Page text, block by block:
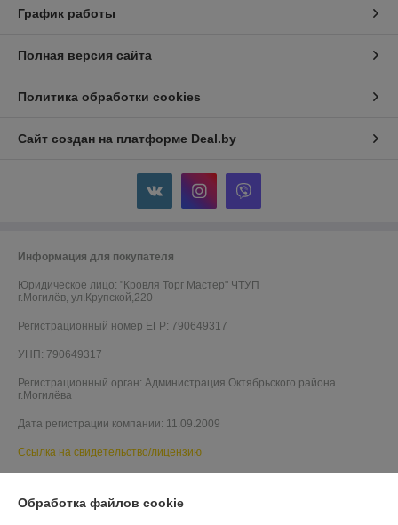
График работы
Полная версия сайта
Политика обработки cookies
Сайт создан на платформе Deal.by
Информация для покупателя
Юридическое лицо: "Кровля Торг Мастер" ЧТУП
г.Могилёв, ул.Крупской,220
Регистрационный номер ЕГР: 790649317
УНП: 790649317
Регистрационный орган: Администрация Октябрьского района
г.Могилёва
Дата регистрации компании: 11.09.2009
Ссылка на свидетельство/лицензию
Ссылка на свидетельство/лицензию
Обработка файлов cookie